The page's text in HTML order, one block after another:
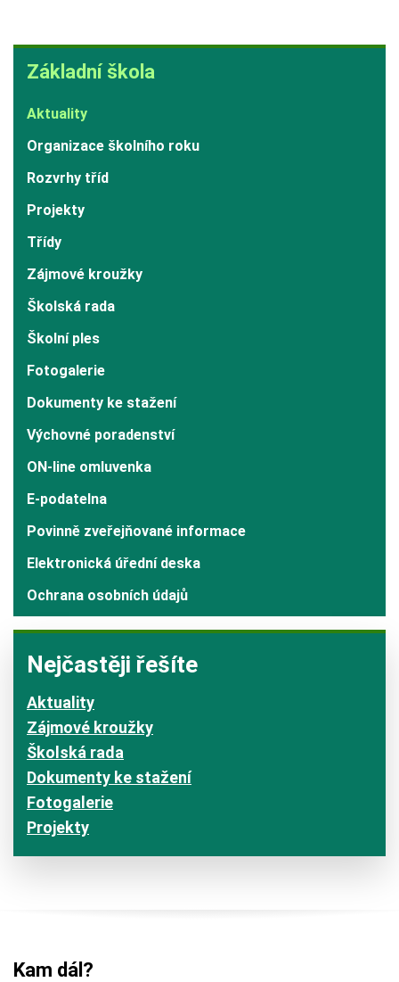
Základní
škola
Základní škola
Aktuality
Organizace školního roku
Rozvrhy tříd
Projekty
Třídy
Zájmové kroužky
Školská rada
Školní ples
Fotogalerie
Dokumenty ke stažení
Výchovné poradenství
ON-line omluvenka
E-podatelna
Povinně zveřejňované informace
Elektronická úřední deska
Ochrana osobních údajů
Nejčastěji řešíte
Aktuality
Zájmové kroužky
Školská rada
Dokumenty ke stažení
Fotogalerie
Projekty
Kam dál?